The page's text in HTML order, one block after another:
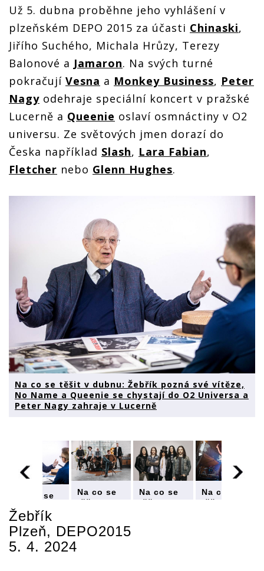
Už 5. dubna proběhne jeho vyhlášení v
plzeňském DEPO 2015 za účasti Chinaski,
Jiřího Suchého, Michala Hrůzy, Terezy
Balonové a Jamaron. Na svých turné
pokračují Vesna a Monkey Business, Peter
Nagy odehraje speciální koncert v pražské
Lucerně a Queenie oslaví osmnáctiny v O2
universu. Ze světových jmen dorazí do
Česka například Slash, Lara Fabian,
Fletcher nebo Glenn Hughes.
Na co se těšit v dubnu: Žebřík pozná své vítěze,
No Name a Queenie se chystají do O2 Universa a
Peter Nagy zahraje v Lucerně
Na co se
dubnu:
Žebřík
pozná své
vítěze, No
Na co se
těšit v
pozná své
Na co se
těšit v
Na co se
těšit v
Žebřík
Plzeň, DEPO2015
5. 4. 2024